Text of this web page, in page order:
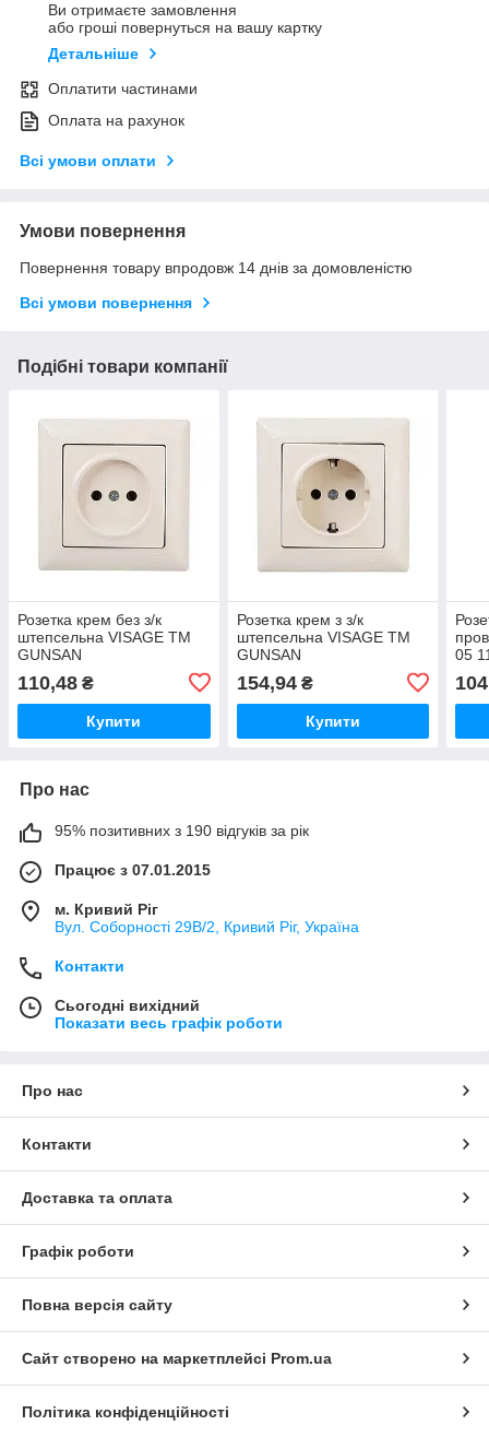
Ви отримаєте замовлення
або гроші повернуться на вашу картку
Детальніше
Оплатити частинами
Оплата на рахунок
Всі умови оплати
Умови повернення
Повернення товару впродовж 14 днів за домовленістю
Всі умови повернення
Подібні товари компанії
Розетка крем без з/к
штепсельна VISAGE ТМ
GUNSAN
110,48 ₴
Купити
Розетка крем з з/к
штепсельна VISAGE ТМ
GUNSAN
154,94₴
Купити
05
Про нас
95% позитивних з 190 відгуків за рік
Працює з 07.01.2015
м. Кривий Ріг
Вул. Соборності 29В/2, Кривий Ріг, Україна
Контакти
Сьогодні вихідний
Показати весь графік роботи
Про нас
Контакти
Доставка та оплата
Графік роботи
Повна версія сайту
Сайт створено на маркетплейсі Prom.ua
Політика конфіденційності